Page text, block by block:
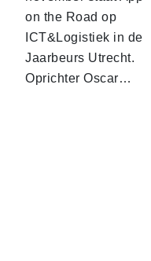
on the Road op
ICT&Logistiek in de
Jaarbeurs Utrecht.
Oprichter Oscar…